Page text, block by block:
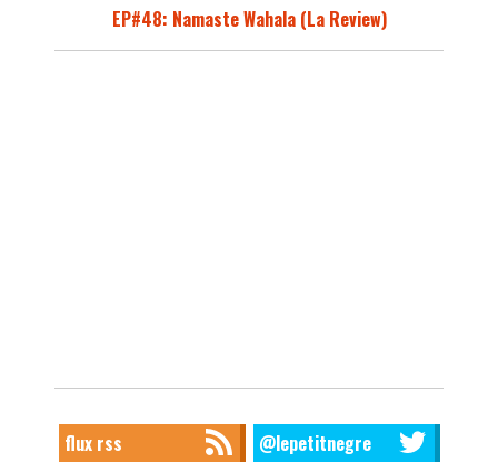
EP#48: Namaste Wahala (La Review)
flux rss @lepetitnegre